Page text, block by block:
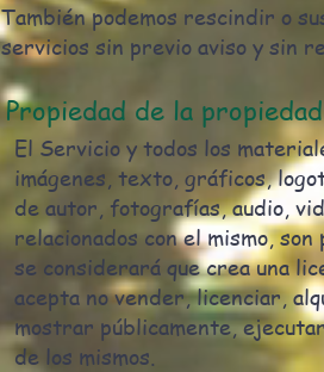
También podemos rescindir o
servicios sin previo aviso y sin
Propiedad de la
El Servicio y todos los
imágenes, texto, gráficos,
de autor, fotografías, audio,
relacionados con el mismo,
se considerará que crea una
acepta no vender, licenciar,
mostrar públicamente,
de los mismos.